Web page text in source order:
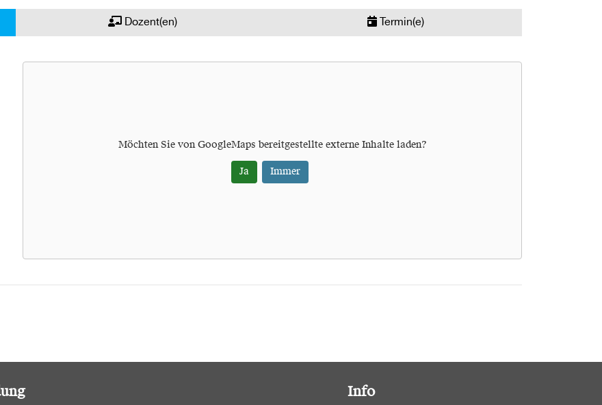
Dozent(en) Termin(e)
Möchten Sie von GoogleMaps bereitgestellte externe Inhalte laden?
Ja Immer
Info